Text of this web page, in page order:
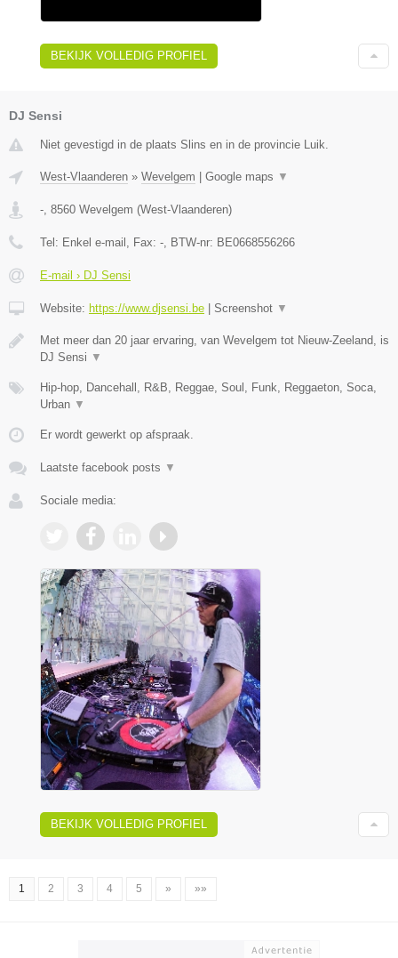
BEKIJK VOLLEDIG PROFIEL
DJ Sensi
Niet gevestigd in de plaats Slins en in de provincie Luik.
West-Vlaanderen » Wevelgem Google maps ▼
-, 8560 Wevelgem (West-Vlaanderen)
Tel: Enkel e-mail , Fax: -, BTW-nr: BE0668556266
E-mail › DJ Sensi
Website: https://www.djsensi.be Screenshot ▼
Met meer dan 20 jaar ervaring, van Wevelgem tot Nieuw-Zeeland, is
DJ Sensi ▼
Hip-hop, Dancehall, R&B, Reggae, Soul, Funk, Reggaeton, Soca,
Urban ▼
Er wordt gewerkt op afspraak.
Laatste facebook posts ▼
Sociale media:
BEKIJK VOLLEDIG PROFIEL
1 2 3 4 5 » »»